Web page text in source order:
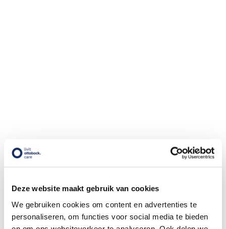
Deze website maakt gebruik van cookies
We gebruiken cookies om content en advertenties te
personaliseren, om functies voor social media te bieden
Productie en Proces
transportkilometers. Ook verduurzamen we onze
vestigingen en wagenpark om het gebruik van gas en CO2